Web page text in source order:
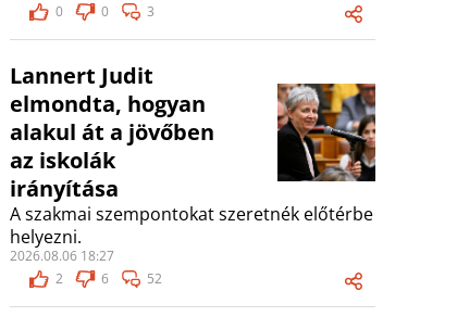
0
0 3
Lannert Judit
elmondta, hogyan
alakul át a jövőben
az iskolák
irányítása
A szakmai szempontokat szeretnék előtérbe
helyezni.
2026.08.06 18:27
2
6 52